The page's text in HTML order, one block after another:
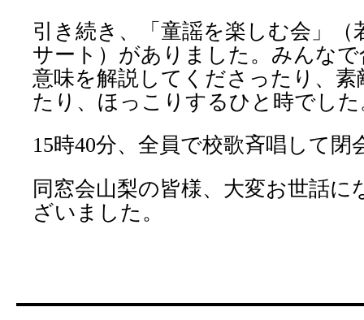
引き続き、「童謡を楽しむ会」（
サート）がありました。みんな
意味を解説してくださったり、
たり、ほっこりするひと時でした
15時40分、全員で校歌斉唱して閉
同窓会山梨の皆様、大変お世話
ざいました。